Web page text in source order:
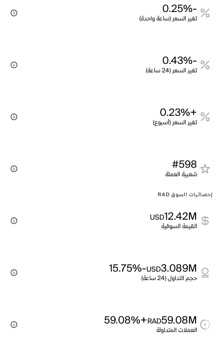
-0.25%
تغير السعر (ساعة واحدة)
-0.43%
تغير السعر (24 ساعة)
+0.23%
تغير السعر (أسبوع)
#598
شعبية العملة
إحصائيات السوق RAD
12.42M
USD
القيمة السوقية
3.089M
USD
-15.75%
حجم التداول (24 ساعة)
59.08M
RAD
+59.08%
العملات المتداولة